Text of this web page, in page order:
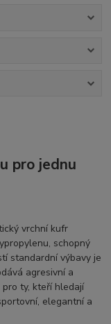
pro jednu
vrchní kufr
schopný
standardní výbavy je
agresivní a
ty, kteří hledají
elegantní a